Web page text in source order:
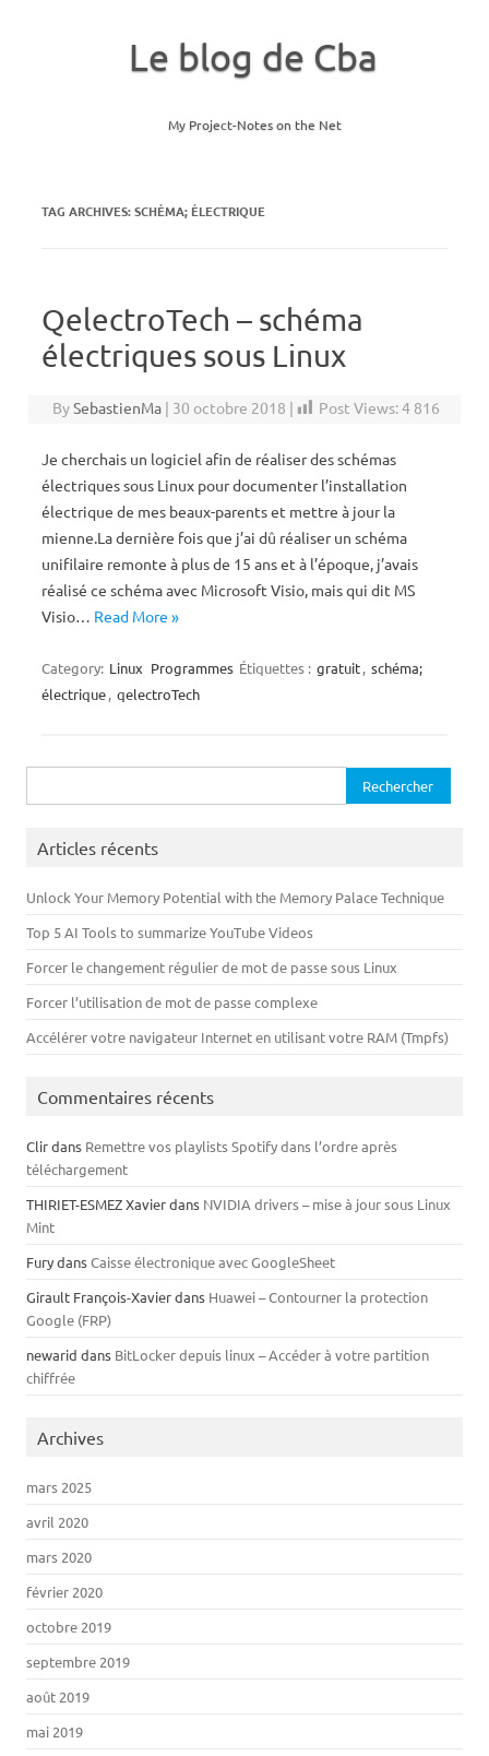
Le blog de Cba
My Project-Notes on the Net
TAG ARCHIVES:SCHÉMA; ÉLECTRIQUE
QelectroTech – schéma
électriques sous Linux
BySebastienMa | 30 octobre 2018 | Post Views:4 816
Je cherchais un logiciel afin de réaliser des schémas
électriques sous Linux pour documenter l’installation
électrique de mes beaux-parents et mettre à jour la
mienne.La dernière fois que j’ai dû réaliser un schéma
unifilaire remonte à plus de 15 ans et à l’époque, j’avais
réalisé ce schéma avec Microsoft Visio, mais qui dit MS
Visio… Read More »
Category: Linux Programmes Étiquettes : gratuit, schéma;
électrique, qelectroTech
Articles récents
Unlock Your Memory Potential with the Memory Palace Technique
Top 5 AI Tools to summarize YouTube Videos
Forcer le changement régulier de mot de passe sous Linux
Forcer l’utilisation de mot de passe complexe
Accélérer votre navigateur Internet en utilisant votre RAM (Tmpfs)
Commentaires récents
Clirdans Remettre vos playlists Spotify dans l’ordre après
téléchargement
THIRIET-ESMEZ Xavierdans NVIDIA drivers – mise à jour sous Linux
Mint
FurydansCaisse électronique avec GoogleSheet
Girault François-Xavierdans Huawei – Contourner la protection
Google (FRP)
newarid dans BitLocker depuis linux – Accéder à votre partition
chiffrée
Archives
mars 2025
avril 2020
mars 2020
février 2020
octobre 2019
septembre 2019
août 2019
mai 2019